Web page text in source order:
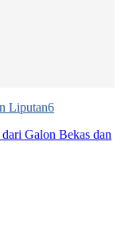
Liputan6
Galon Bekas dan